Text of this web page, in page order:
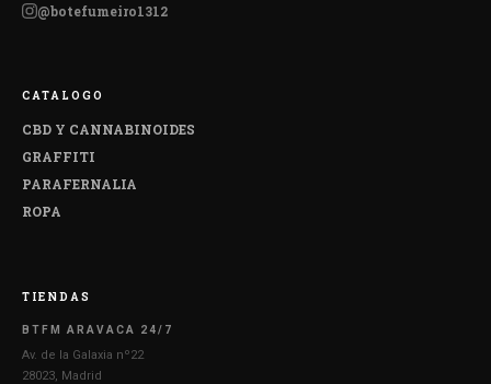
@botefumeiro1312
CATALOGO
CBD Y CANNABINOIDES
GRAFFITI
PARAFERNALIA
ROPA
TIENDAS
BTFM ARAVACA 24/7
Av. de la Galaxia nº22
28023, Madrid